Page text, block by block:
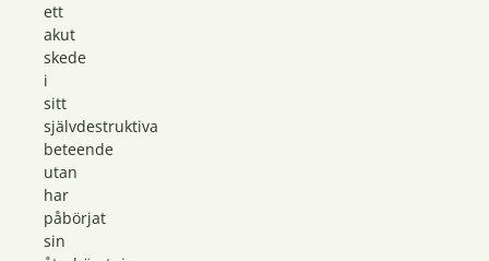
ett
akut
skede
i
sitt
självdestruktiva
beteende
utan
har
påbörjat
sin